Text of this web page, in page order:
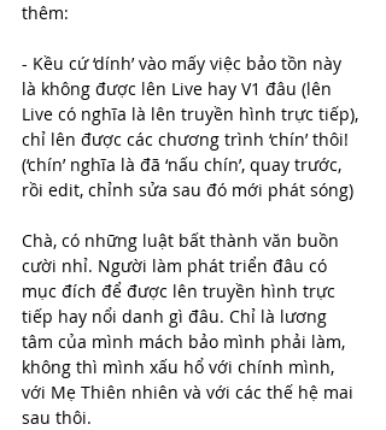
thêm:
- Kều cứ ‘dính’ vào mấy việc bảo tồn này
là không được lên Live hay V1 đâu (lên
Live có nghĩa là lên truyền hình trực tiếp),
chỉ lên được các chương trình ‘chín’ thôi!
(‘chín’ nghĩa là đã ‘nấu chín’, quay trước,
rồi edit, chỉnh sửa sau đó mới phát sóng)
Chà, có những luật bất thành văn buồn
cười nhỉ. Người làm phát triển đâu có
mục đích để được lên truyền hình trực
tiếp hay nổi danh gì đâu. Chỉ là lương
tâm của mình mách bảo mình phải làm,
không thì mình xấu hổ với chính mình,
với Mẹ Thiên nhiên và với các thế hệ mai
sau thôi.